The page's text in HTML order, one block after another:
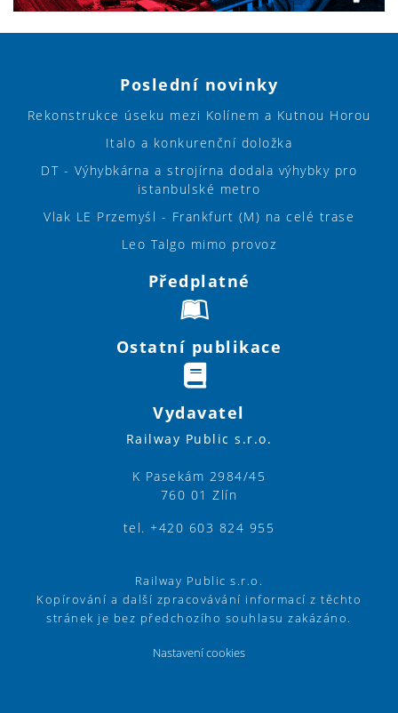
Poslední novinky
Rekonstrukce úseku mezi Kolínem a Kutnou Horou
Italo a konkurenční doložka
DT - Výhybkárna a strojírna dodala výhybky pro
istanbulské metro
Vlak LE Przemyśl - Frankfurt (M) na celé trase
Leo Talgo mimo provoz
Předplatné
Ostatní publikace
Vydavatel
Railway Public s.r.o.
K Pasekám 2984/45
760 01 Zlín
tel. +420 603 824 955
Railway Public s.r.o.
Kopírování a další zpracovávání informací z těchto
stránek je bez předchozího souhlasu zakázáno.
Nastavení cookies